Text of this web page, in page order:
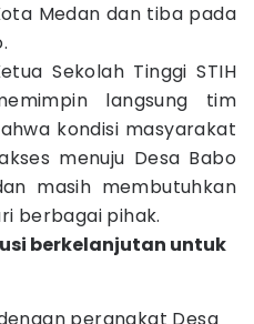
Medan dan tiba pada
Sekolah Tinggi STIH
langsung tim
kondisi masyarakat
menuju Desa Babo
masih membutuhkan
berbagai pihak.
berkelanjutan untuk